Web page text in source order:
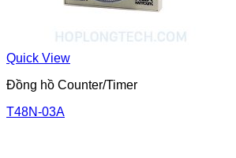
Quick View
Đồng hồ Counter/Timer
T48N-03A